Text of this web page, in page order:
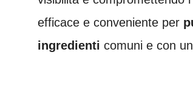
efficace e conveniente per
ingredienti comuni e con